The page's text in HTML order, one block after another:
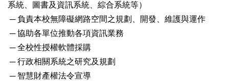
系統、圖書及資訊系統、綜合系統等）
─ 負責本校無障礙網路空間之規劃、開發、維護與運作
─ 協助各單位推動各項資訊業務
─ 全校性授權軟體採購
─ 行政相關系統之研究及規劃
─ 智慧財產權法令宣導